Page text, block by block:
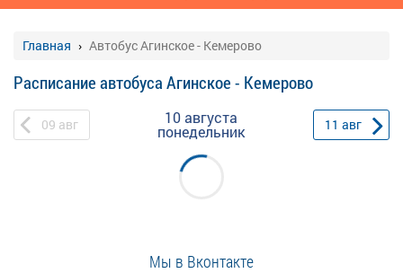
Главная Автобус Агинское - Кемерово
Расписание автобуса Агинское - Кемерово
09 авг 10 августа
понедельник 11 авг
Мы в Вконтакте